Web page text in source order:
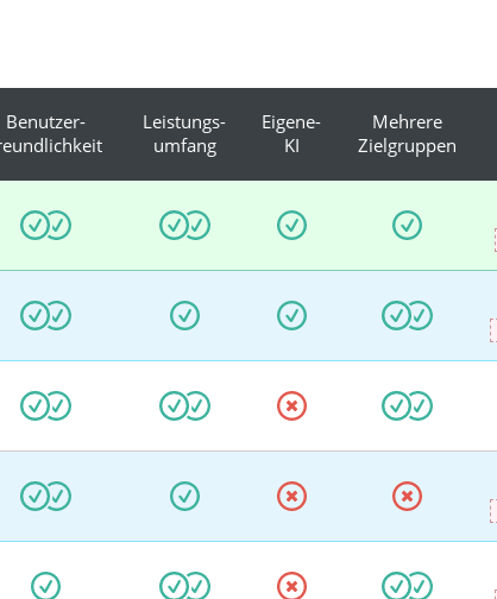
Benutzer-
Leistungs-
umfang
Eigene-
KI
Mehrere
Zielgruppen